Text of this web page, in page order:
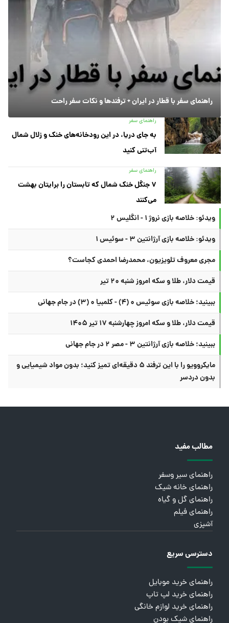
راهنمای سفر با قطار در ایران + ترفندها و نکات سفر راحت
راهنمای سفر
به جای دریا، در این رودخانه‌های خنک و زلال شمال
آب‌تنی کنید
راهنمای سفر
۷ جنگل خنک شمال که تابستان را برایتان بهشت
می‌کنند
ویدئو: خلاصه بازی نروژ ۱ - انگلیس ۲
ویدئو: خلاصه بازی آرژانتین ۳ - سوئیس ۱
مجری معروف تلویزیون، محمدرضا احمدی کجاست؟
قیمت دلار، طلا و سکه امروز شنبه ۲۰ تیر
ببینید؛ خلاصه بازی سوئیس ۰ (۴) - کلمبیا ۰ (۳) در جام جهانی
قیمت دلار، طلا و سکه امروز چهارشنبه ۱۷ تیر ۱۴۰۵
ببینید؛ خلاصه بازی آرژانتین ۳ - مصر ۲ در جام جهانی
مایکروویو را با این ترفند ۵ دقیقه‌ای تمیز کنید؛ بدون مواد شیمیایی و
بدون دردسر
مطالب مفید
راهنمای سیر وسفر
راهنمای خانه شیک
راهنمای گل و گیاه
راهنمای فیلم
آشپزی
دسترسی سریع
راهنمای خرید موبایل
راهنمای خرید لپ تاپ
راهنمای خرید لوازم خانگی
راهنمای شیک بودن